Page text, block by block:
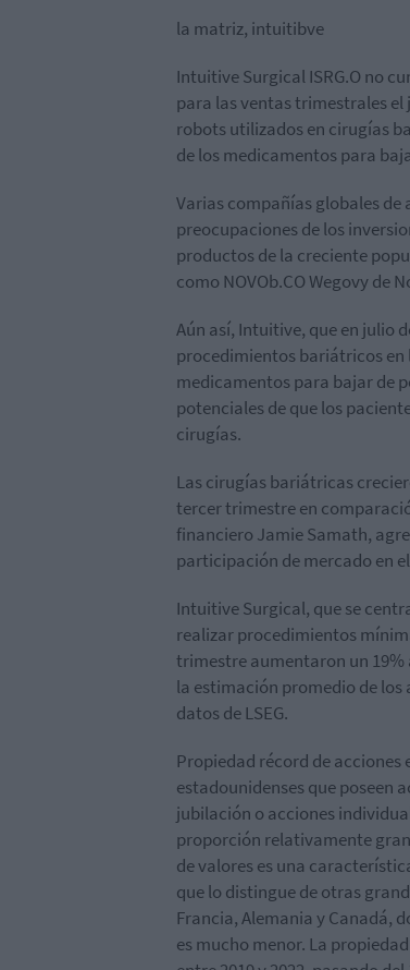
la matriz, intuitibve
Intuitive Surgical ISRG.O no
para las ventas trimestrales el
robots utilizados en cirugías
de los medicamentos para
Varias compañías globales
preocupaciones de los
productos de la creciente
como NOVOb.CO Wegovy de
Aún así, Intuitive, que en julio
procedimientos bariátricos en
medicamentos para bajar de
potenciales de que los
cirugías.
Las cirugías bariátricas
tercer trimestre en
financiero Jamie Samath,
participación de mercado en
Intuitive Surgical, que se
realizar procedimientos
trimestre aumentaron un 19%
la estimación promedio de los
datos de LSEG.
Propiedad récord de acciones
estadounidenses que poseen
jubilación o acciones
proporción relativamente
de valores es una
que lo distingue de otras
Francia, Alemania y Canadá,
es mucho menor. La